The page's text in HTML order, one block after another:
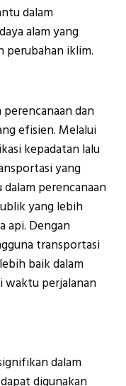
dalam
alam yang
perubahan iklim.
dan
efisien. Melalui
kepadatan lalu
yang
perencanaan
yang lebih
api. Dengan
transportasi
baik dalam
waktu perjalanan
dalam
digunakan